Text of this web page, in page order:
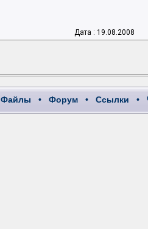
Дата : 19.08.2008
Файлы • Форум • Ссылки •